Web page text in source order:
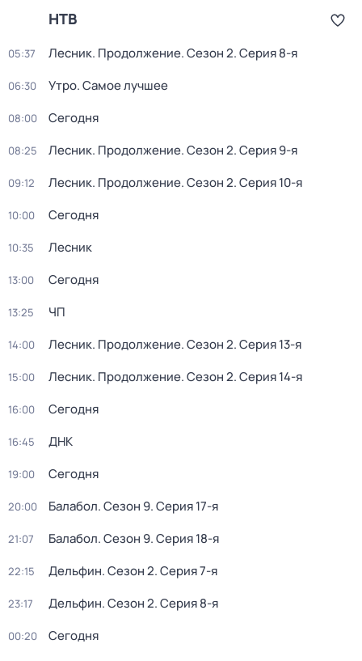
НТВ
05:37 Лесник. Продолжение. Сезон 2. Серия 8-я
06:30 Утро. Самое лучшее
08:00 Сегодня
08:25 Лесник. Продолжение. Сезон 2. Серия 9-я
09:12 Лесник. Продолжение. Сезон 2. Серия 10-я
10:00 Сегодня
10:35 Лесник
13:00 Сегодня
13:25 ЧП
14:00 Лесник. Продолжение. Сезон 2. Серия 13-я
15:00 Лесник. Продолжение. Сезон 2. Серия 14-я
16:00 Сегодня
16:45 ДНК
19:00 Сегодня
20:00 Балабол. Сезон 9. Серия 17-я
21:07 Балабол. Сезон 9. Серия 18-я
22:15 Дельфин. Сезон 2. Серия 7-я
23:17 Дельфин. Сезон 2. Серия 8-я
00:20 Сегодня